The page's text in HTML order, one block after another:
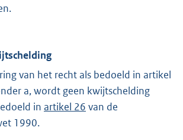
van het recht als bedoeld in artikel
a, wordt geen kwijtschelding
in artikel 26 van de
1990.